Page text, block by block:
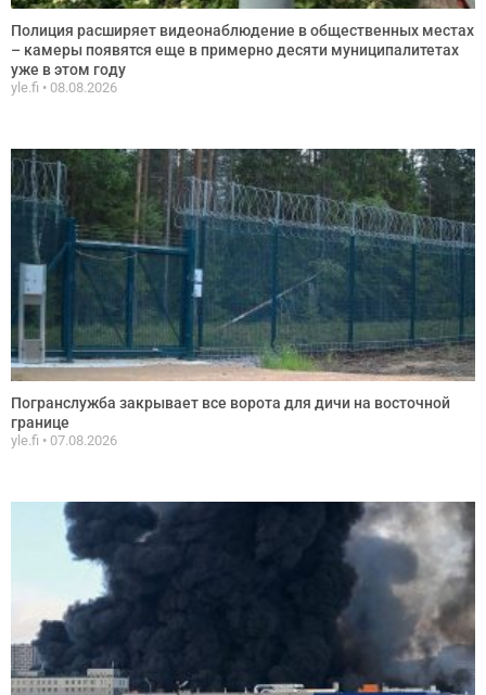
Полиция расширяет видеонаблюдение в общественных местах
– камеры появятся еще в примерно десяти муниципалитетах
уже в этом году
yle.fi 08.08.2026
Погранслужба закрывает все ворота для дичи на восточной
границе
yle.fi 07.08.2026